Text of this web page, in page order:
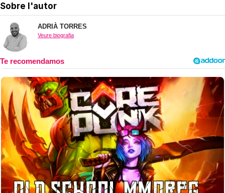
Sobre l'autor
ADRIÀ TORRES
Veure biografia